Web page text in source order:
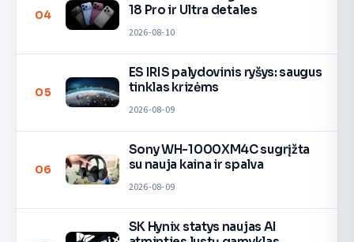
04
18 Pro ir Ultra detales
2026-08-10
05
ES IRIS palydovinis ryšys: saugus
tinklas krizėms
2026-08-09
06
Sony WH-1000XM4C sugrįžta
su nauja kaina ir spalva
2026-08-09
SK Hynix statys naujas AI